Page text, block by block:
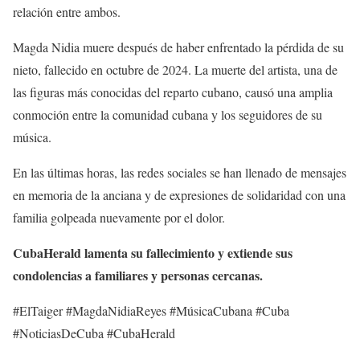
relación entre ambos.
Magda Nidia muere después de haber enfrentado la pérdida de su
nieto, fallecido en octubre de 2024. La muerte del artista, una de
las figuras más conocidas del reparto cubano, causó una amplia
conmoción entre la comunidad cubana y los seguidores de su
música.
En las últimas horas, las redes sociales se han llenado de mensajes
en memoria de la anciana y de expresiones de solidaridad con una
familia golpeada nuevamente por el dolor.
CubaHerald lamenta su fallecimiento y extiende sus
condolencias a familiares y personas cercanas.
#ElTaiger #MagdaNidiaReyes #MúsicaCubana #Cuba
#NoticiasDeCuba #CubaHerald